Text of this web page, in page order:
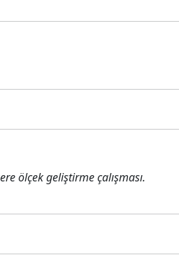
ölçek geliştirme çalışması.